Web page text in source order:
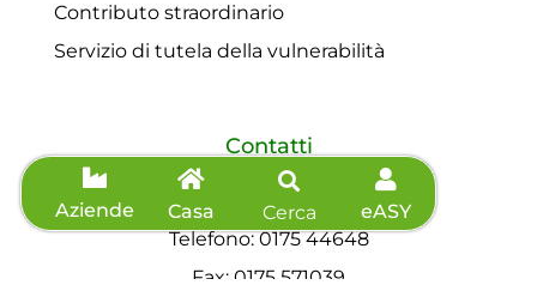
Aziende Casa Cerca eASY
Contributo straordinario
Servizio di tutela della vulnerabilità
Contatti
Servizio clienti: 0175 44648
Telefono: 0175 44648
Fax: 0175 571039